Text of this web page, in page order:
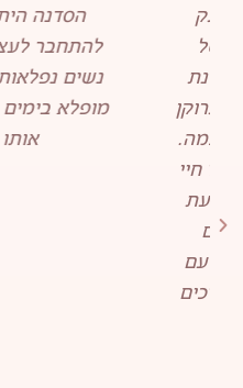
הסדנה היתה
להתחבר לעצמי.
נשים נפלאות.
מופלא בימים האלו.
אותו בצורה